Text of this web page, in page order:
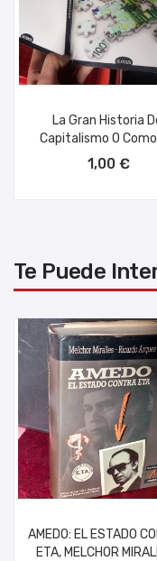
La Gran Historia
Capitalismo O Como
1,00 €
Te Puede
AMEDO: EL ESTADO
ETA, MELCHOR